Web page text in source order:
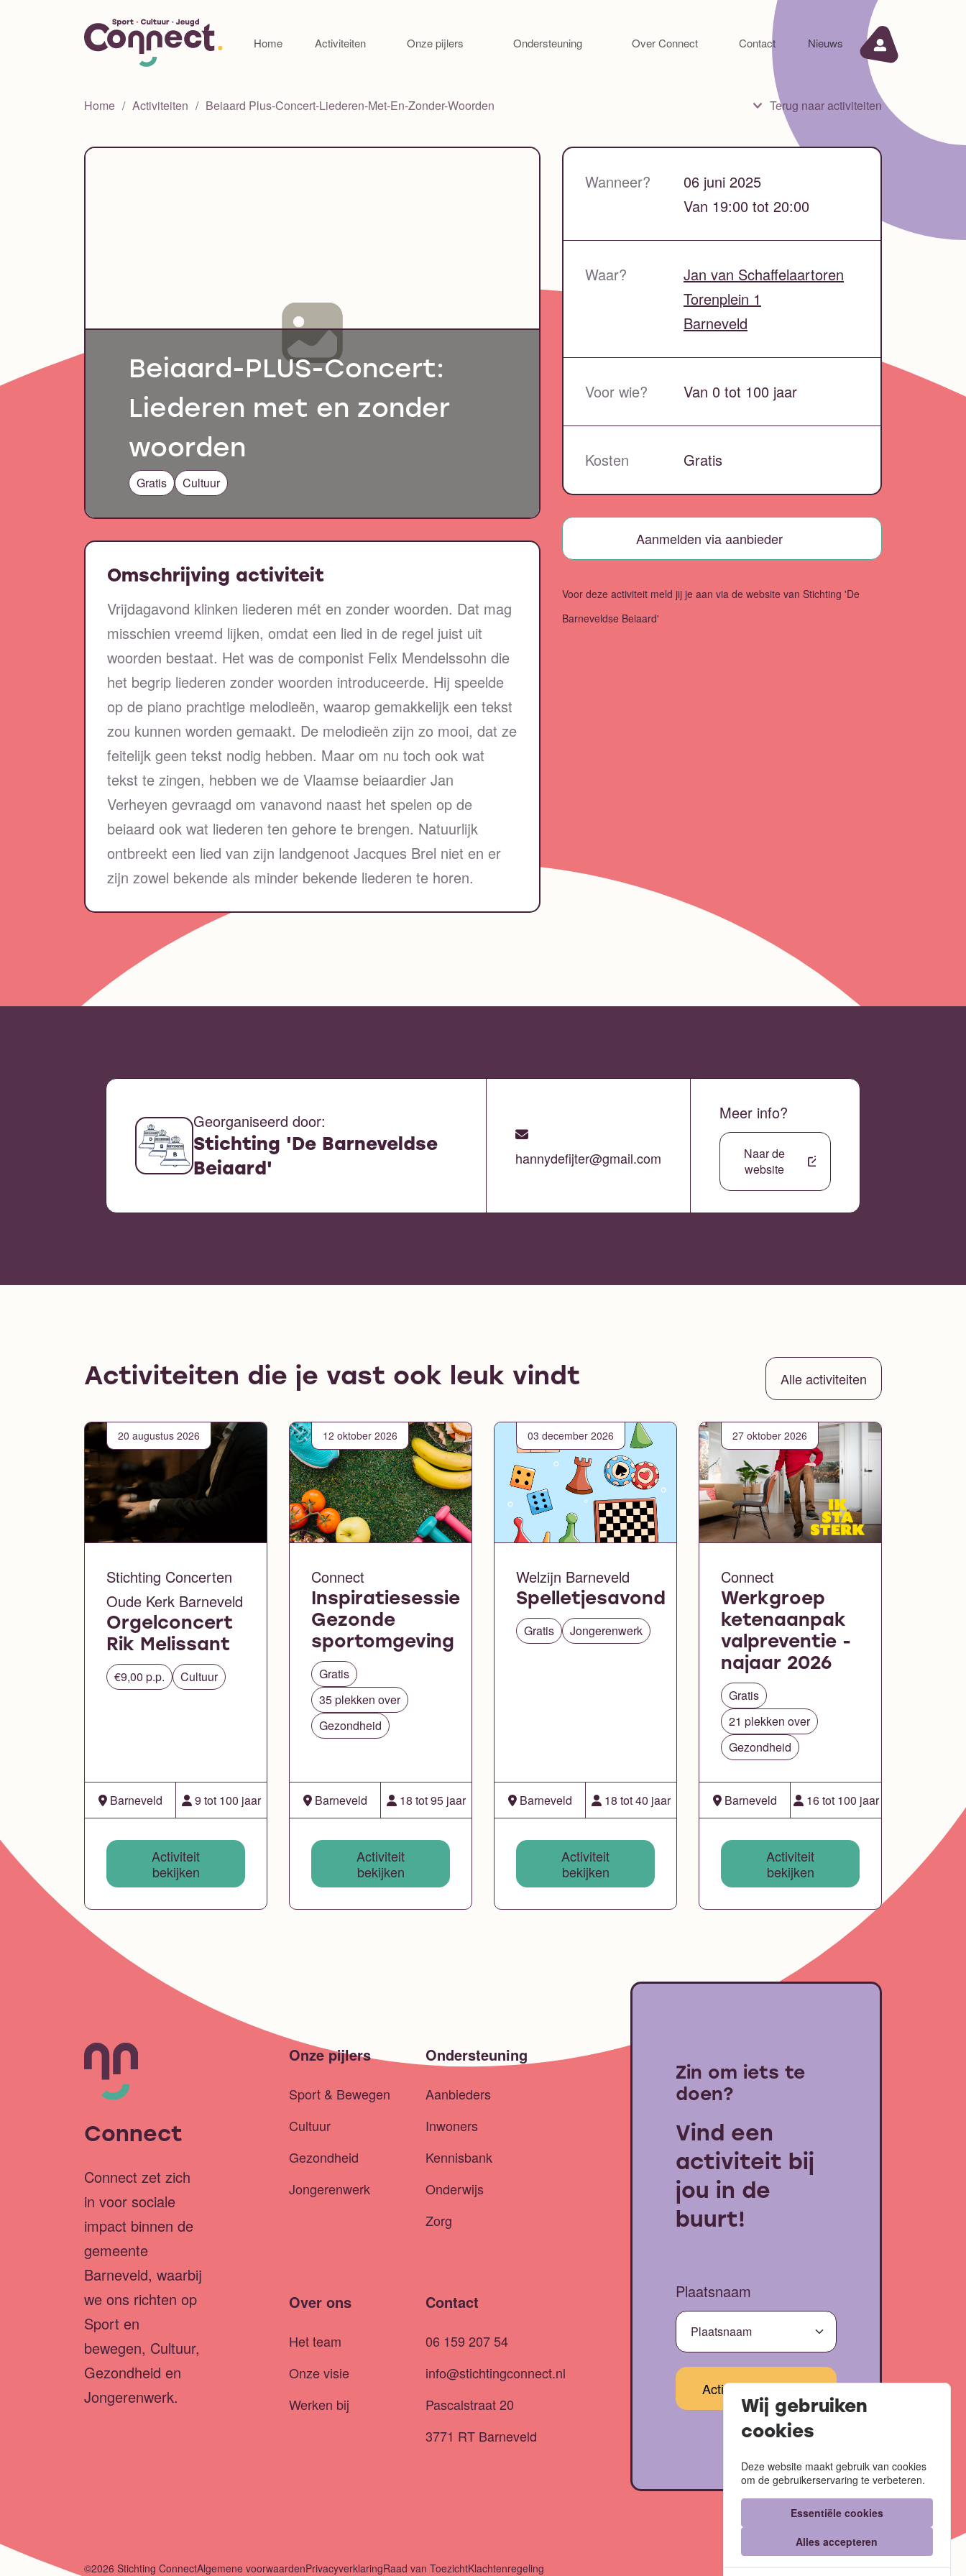
Home Activiteiten Onze pijlers Ondersteuning Over Connect Contact Nieuws
Home Activiteiten Beiaard Plus-Concert-Liederen-Met-En-Zonder-Woorden Terug naar activiteiten
Beiaard-PLUS-Concert:
Liederen met en zonder
woorden
Gratis Cultuur
Omschrijving activiteit
Vrijdagavond klinken liederen mét en zonder woorden. Dat mag
misschien vreemd lijken, omdat een lied in de regel juist uit
woorden bestaat. Het was de componist Felix Mendelssohn die
het begrip liederen zonder woorden introduceerde. Hij speelde
op de piano prachtige melodieën, waarop gemakkelijk een tekst
zou kunnen worden gemaakt. De melodieën zijn zo mooi, dat ze
feitelijk geen tekst nodig hebben. Maar om nu toch ook wat
tekst te zingen, hebben we de Vlaamse beiaardier Jan
Verheyen gevraagd om vanavond naast het spelen op de
beiaard ook wat liederen ten gehore te brengen. Natuurlijk
ontbreekt een lied van zijn landgenoot Jacques Brel niet en er
zijn zowel bekende als minder bekende liederen te horen.
Wanneer?
06 juni 2025
Van 19:00 tot 20:00
Waar?
Jan van Schaffelaartoren
Torenplein 1
Barneveld
Voor wie? Van 0 tot 100 jaar
Kosten Gratis
Aanmelden via aanbieder
Voor deze activiteit meld jij je aan via de website van Stichting 'De
Barneveldse Beiaard'
Georganiseerd door:
Stichting 'De Barneveldse
Beiaard'
hannydefijter@gmail.com
Meer info?
Naar de
website
Activiteiten die je vast ook leuk vindt Alle activiteiten
20 augustus 2026
Stichting Concerten
Oude Kerk Barneveld
Orgelconcert
Rik Melissant
€9,00 p.p. Cultuur
Barneveld 9 tot 100 jaar
Activiteit
bekijken
12 oktober 2026
Connect
Inspiratiesessie
Gezonde
sportomgeving
Gratis
35 plekken over
Gezondheid
Barneveld 18 tot 95 jaar
Activiteit
bekijken
03 december 2026
Welzijn Barneveld
Spelletjesavond
Gratis Jongerenwerk
Barneveld 18 tot 40 jaar
Activiteit
bekijken
27 oktober 2026
Connect
Werkgroep
ketenaanpak
valpreventie -
najaar 2026
Gratis
21 plekken over
Gezondheid
Barneveld 16 tot 100 jaar
Activiteit
bekijken
Connect
Connect zet zich
in voor sociale
impact binnen de
gemeente
Barneveld, waarbij
we ons richten op
Sport en
bewegen, Cultuur,
Gezondheid en
Jongerenwerk.
Onze pijlers
Sport & Bewegen
Cultuur
Gezondheid
Jongerenwerk
Ondersteuning
Aanbieders
Inwoners
Kennisbank
Onderwijs
Zorg
Over ons
Het team
Onze visie
Werken bij
Contact
06 159 207 54
info@stichtingconnect.nl
Pascalstraat 20
3771 RT Barneveld
Zin om iets te
doen?
Vind een
activiteit bij
jou in de
buurt!
Plaatsnaam
©2026 Stichting ConnectAlgemene voorwaardenPrivacyverklaringRaad van ToezichtKlachtenregeling Website doorCode Blauw
Wij gebruiken
cookies
Deze website maakt gebruik van cookies
om de gebruikerservaring te verbeteren.
Essentiële cookies
Alles accepteren